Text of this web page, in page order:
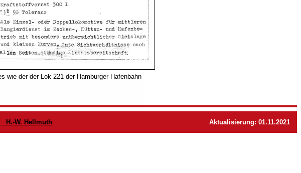
wie der der Lok 221 der Hamburger Hafenbahn
H.-W. Hellmuth Aktualisierung: 01.11.2021